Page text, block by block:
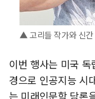
▲ 고리들 작가와 신간
이번 행사는 미국
경으로 인공지능 시
는 미래인문학 담론